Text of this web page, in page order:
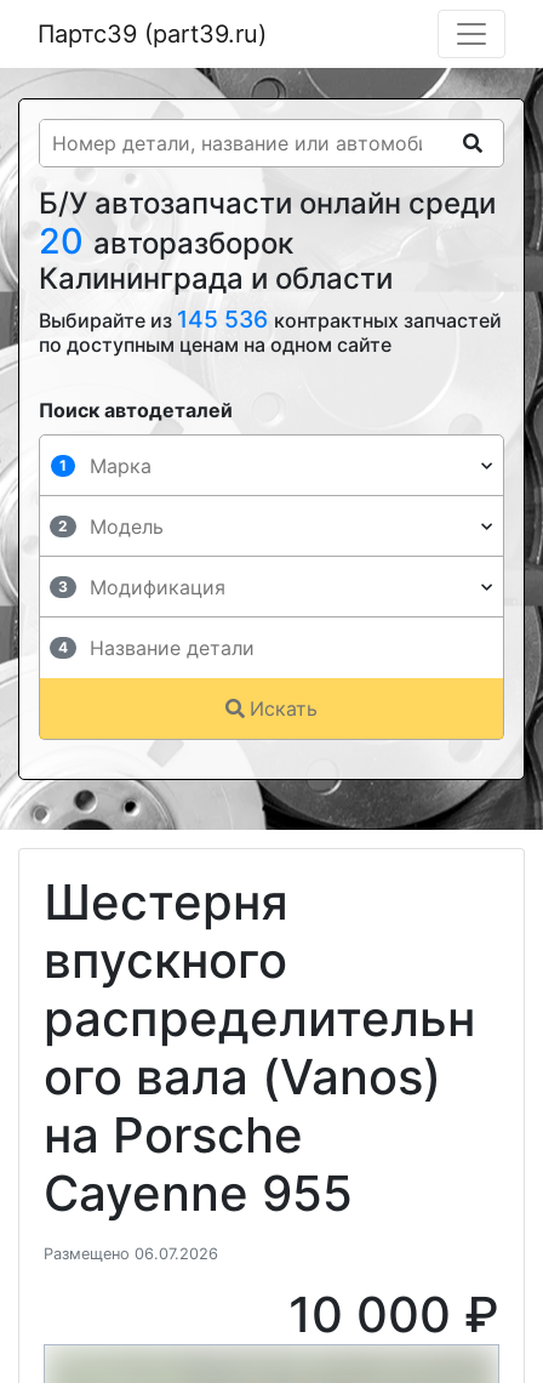
Партс39 (part39.ru)
Б/У автозапчасти онлайн среди
20 авторазборок
Калининграда и области
Выбирайте из 145 536 контрактных запчастей
по доступным ценам на одном сайте
Поиск автодеталей
1
2
3
4
Искать
Шестерня
впускного
распределительн
ого вала (Vanos)
на Porsche
Cayenne 955
Размещено 06.07.2026
10 000 ₽